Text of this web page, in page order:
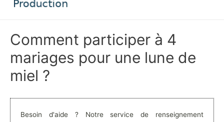
Comment participer à 4
mariages pour une lune de
miel ?
Besoin d'aide ? Notre service de renseignement